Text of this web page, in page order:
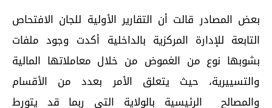
بعض المصادر قالت أن التقارير الأولية للجان الافتحاص
التابعة للإدارة المركزية بالداخلية أكدت وجود ملفات
بشوبها نوع من الغموض من خلال معاملاتها المالية
والتسييرية، حيث يتعلق الأمر بعدد من الأقسام
والمصالح الرئيسية بالولاية التي ربما قد يتورط